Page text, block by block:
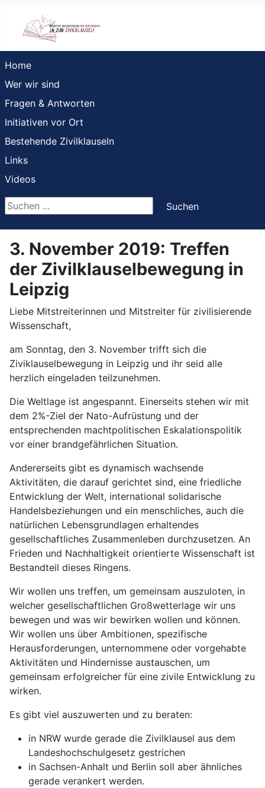
Home
Wer wir sind
Fragen & Antworten
Initiativen vor Ort
Bestehende Zivilklauseln
Links
Videos
Suchen ...
Suchen
3. November 2019: Treffen
der Zivilklauselbewegung in
Leipzig
Liebe Mitstreiterinnen und Mitstreiter für zivilisierende
Wissenschaft,
am Sonntag, den 3. November trifft sich die
Ziviklauselbewegung in Leipzig und ihr seid alle
herzlich eingeladen teilzunehmen.
Die Weltlage ist angespannt. Einerseits stehen wir mit
dem 2%-Ziel der Nato-Aufrüstung und der
entsprechenden machtpolitischen Eskalationspolitik
vor einer brandgefährlichen Situation.
Andererseits gibt es dynamisch wachsende
Aktivitäten, die darauf gerichtet sind, eine friedliche
Entwicklung der Welt, international solidarische
Handelsbeziehungen und ein menschliches, auch die
natürlichen Lebensgrundlagen erhaltendes
gesellschaftliches Zusammenleben durchzusetzen. An
Frieden und Nachhaltigkeit orientierte Wissenschaft ist
Bestandteil dieses Ringens.
Wir wollen uns treffen, um gemeinsam auszuloten, in
welcher gesellschaftlichen Großwetterlage wir uns
bewegen und was wir bewirken wollen und können.
Wir wollen uns über Ambitionen, spezifische
Herausforderungen, unternommene oder vorgehabte
Aktivitäten und Hindernisse austauschen, um
gemeinsam erfolgreicher für eine zivile Entwicklung zu
wirken.
Es gibt viel auszuwerten und zu beraten:
in NRW wurde gerade die Zivilklausel aus dem
Landeshochschulgesetz gestrichen
in Sachsen-Anhalt und Berlin soll aber ähnliches
gerade verankert werden.